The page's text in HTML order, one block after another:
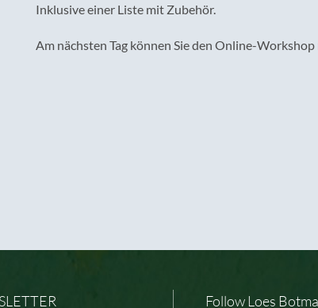
Inklusive einer Liste mit Zubehör.
Am nächsten Tag können Sie den Online-
Follow Loes